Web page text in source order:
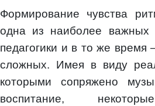
Формирование чувства
одна из наиболее важных
педагогики и в то же
сложных. Имея в виду
которыми сопряжено
воспитание,